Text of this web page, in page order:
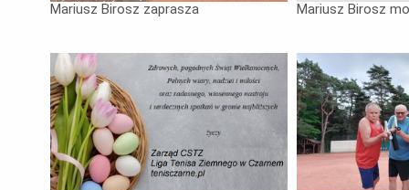
Mariusz Birosz zaprasza Mariusz Birosz